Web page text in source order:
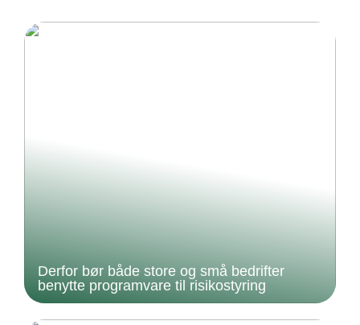
Derfor bør både store og små bedrifter
benytte programvare til risikostyring